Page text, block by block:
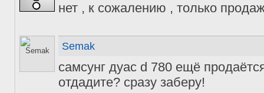
нет , к сожалению , только
Semak
самсунг дуас d 780 ещё
отдадите? сразу заберу!